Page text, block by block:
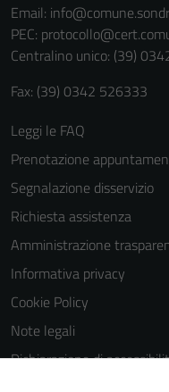
Email:
PEC:
Centralino unico: (39)
Fax: (39) 0342 526333
Leggi le FAQ
Prenotazione
Segnalazione disservizio
Richiesta assistenza
Amministrazione
Informativa privacy
Cookie Policy
Note legali
Dichiarazione di